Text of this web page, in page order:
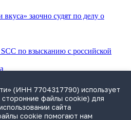
заочно судят по делу о
по взысканию с российской
для фиксации нарушений
(ИНН 7704317790) использует
файлы cookie) для
сайта
cookie помогают нам